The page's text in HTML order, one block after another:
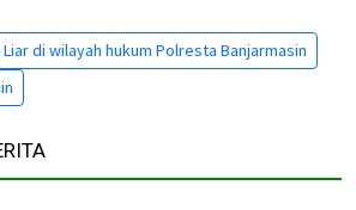
di wilayah hukum Polresta Banjarmasin